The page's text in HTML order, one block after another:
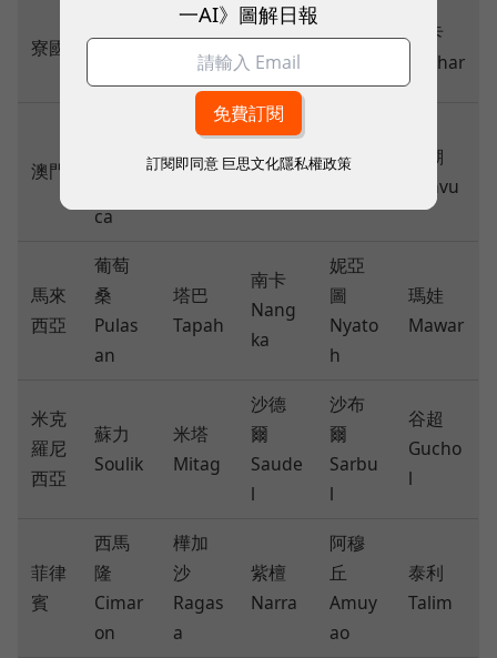
寮國
麗琵
藍湖
昌鴻
帕卡
Pakhar
澳門
ca
琵琶
Peipa
琵鷺
瑪瑙
珊瑚
Sanvu
馬來
西亞
葡萄
桑
Pulas
an
塔巴
Tapah
南卡
Nang
ka
妮亞
圖
Nyato
h
瑪娃
Mawar
米克
羅尼
西亞
蘇力
Soulik
米塔
Mitag
沙德
爾
Saude
l
沙布
爾
Sarbu
l
谷超
Gucho
l
菲律
賓
西馬
隆
Cimar
on
樺加
沙
Ragas
a
紫檀
Narra
阿穆
丘
Amuy
ao
泰利
Talim
一AI》圖解日報
訂閱即同意 巨思文化隱私權政策